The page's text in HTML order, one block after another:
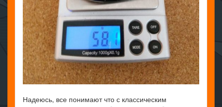
Надеюсь, все понимают что с классическим